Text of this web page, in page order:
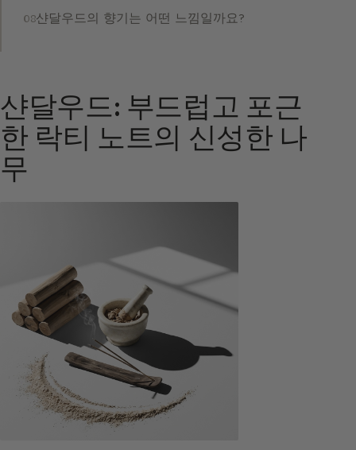
샨달우드의 향기는 어떤 느낌일까요?
샨달우드: 부드럽고 포근
한 락티 노트의 신성한 나
무